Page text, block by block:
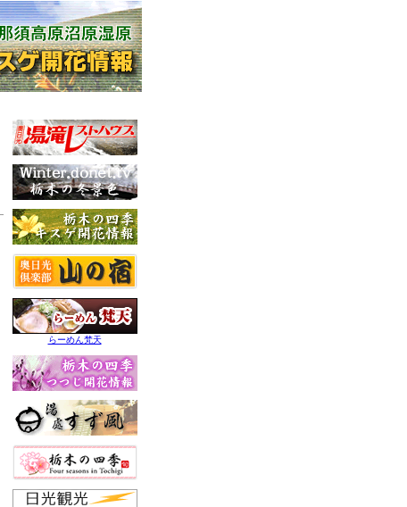
らーめん梵天